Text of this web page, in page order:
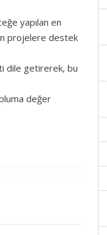
yapılan en
projelere destek
dile getirerek, bu
değer